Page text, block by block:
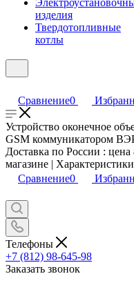
изделия
Твердотопливные
котлы
Сравнение0
Устройство оконечное
GSM коммуникатором
Доставка по России :
магазине |
Сравнение0
Телефоны
+7 (812) 98-645-98
Заказать звонок